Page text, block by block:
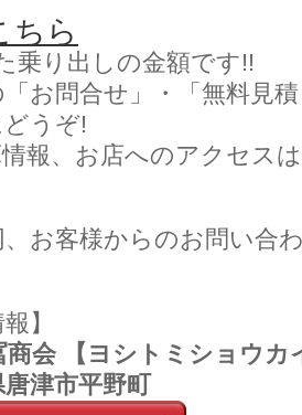
ちら
乗り出しの金額です!!
お問合せ」・「無料見
うぞ!
報、お店へのアクセス
お客様からのお問い合
報】
商会 【ヨシトミショウ
津市平野町